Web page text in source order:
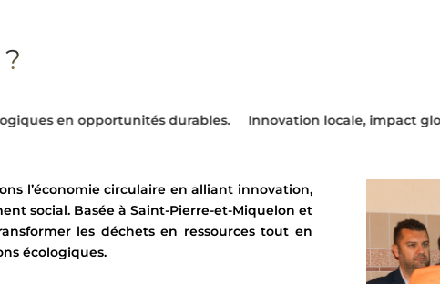
durables. Innovation locale, impact global. Donner une
l’économie circulaire en alliant innovation,
social. Basée à Saint-Pierre-et-Miquelon et
les déchets en ressources tout en
écologiques.